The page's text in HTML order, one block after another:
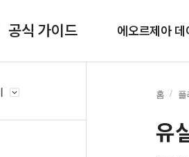
공식 가이드 에오르제아
홈 플
유